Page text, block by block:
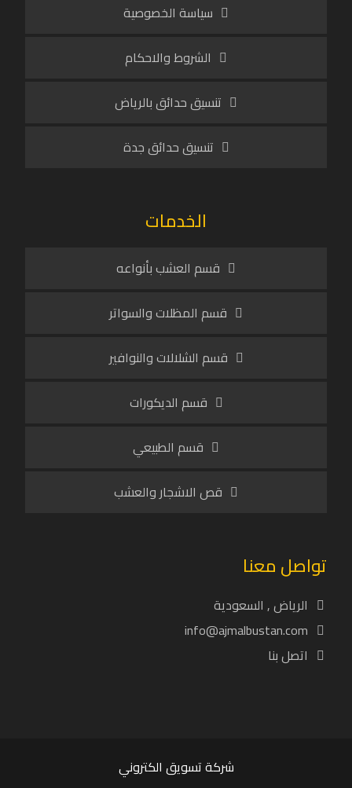
سياسة الخصوصية
الشروط والاحكام
تنسيق حدائق بالرياض
تنسيق حدائق جدة
الخدمات
قسم العشب بأنواعه
قسم المظلات والسواتر
قسم الشلالات والنوافير
قسم الديكورات
قسم الطبيعي
قص الاشجار والعشب
تواصل معنا
الرياض , السعودية
info@ajmalbustan.com
اتصل بنا
شركة تسويق الكتروني